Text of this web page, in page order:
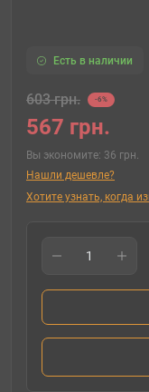
Есть в наличии
603 грн. -6%
567 грн.
Вы экономите: 36 грн.
Нашли дешевле?
Хотите узнать, когда